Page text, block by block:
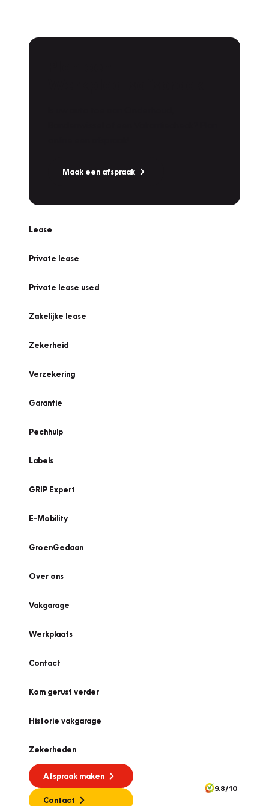
Maak een afspraak
Lease
Private lease
Private lease used
Zakelijke lease
Zekerheid
Verzekering
Garantie
Pechhulp
Labels
GRIP Expert
E-Mobility
GroenGedaan
Over ons
Vakgarage
Werkplaats
Contact
Kom gerust verder
Historie vakgarage
Zekerheden
Afspraak maken
Contact
9.8/10